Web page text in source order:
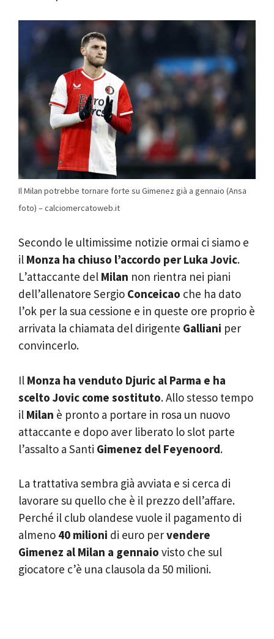
Il Milan potrebbe tornare forte su Gimenez già a gennaio (Ansa
foto) – calciomercatoweb.it
Secondo le ultimissime notizie ormai ci siamo e
il Monza ha chiuso l’accordo per Luka Jovic.
L’attaccante del Milan non rientra nei piani
dell’allenatore Sergio Conceicao che ha dato
l’ok per la sua cessione e in queste ore proprio è
arrivata la chiamata del dirigente Galliani per
convincerlo.
Il Monza ha venduto Djuric al Parma e ha
scelto Jovic come sostituto. Allo stesso tempo
il Milan è pronto a portare in rosa un nuovo
attaccante e dopo aver liberato lo slot parte
l’assalto a Santi Gimenez del Feyenoord.
La trattativa sembra già avviata e si cerca di
lavorare su quello che è il prezzo dell’affare.
Perché il club olandese vuole il pagamento di
almeno 40 milioni di euro pervendere
Gimenez al Milan a gennaio visto che sul
giocatore c’è una clausola da 50 milioni.